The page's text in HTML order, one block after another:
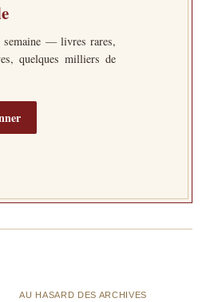
semaine — livres rares,
quelques milliers de
AU HASARD DES ARCHIVES